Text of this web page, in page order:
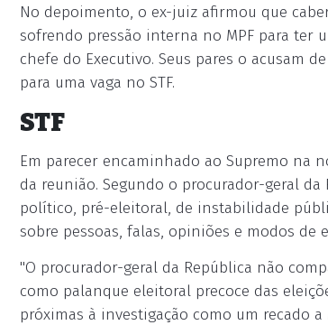
No depoimento, o ex-juiz afirmou que
sofrendo pressão interna no MPF para ter
chefe do Executivo. Seus pares o acusam
para uma vaga no STF.
STF
Em parecer encaminhado ao Supremo na
da reunião. Segundo o procurador-geral
político, pré-eleitoral, de instabilidade
sobre pessoas, falas, opiniões e modos de
"O procurador-geral da República não
como palanque eleitoral precoce das
próximas à investigação como um recado a